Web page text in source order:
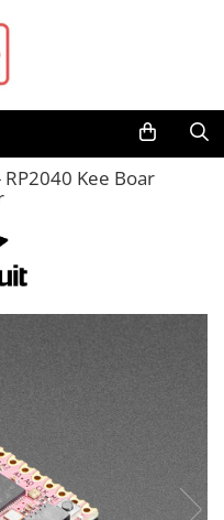
Kee Boar